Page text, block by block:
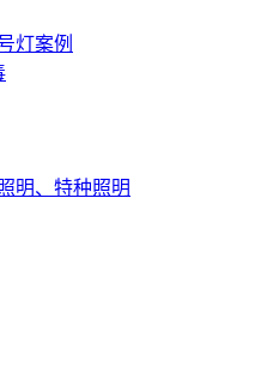
灯案例
明、特种照明